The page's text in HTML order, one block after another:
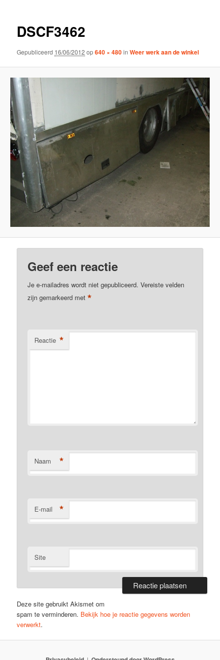
DSCF3462
Gepubliceerd 16/06/2012 op640 × 480inWeer werk aan de winkel
Geef een reactie
Je e-mailadres wordt niet gepubliceerd. Vereiste velden
zijn gemarkeerd met*
Reactie *
Naam *
E-mail *
Site
Deze site gebruikt Akismet om
spam te verminderen. Bekijk hoe je reactie gegevens worden
verwerkt.